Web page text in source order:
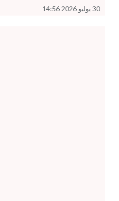
30 يوليو 2026 14:56